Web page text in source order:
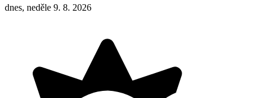
dnes, neděle 9. 8. 2026